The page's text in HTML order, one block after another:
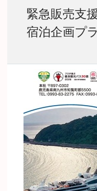
緊急販売支
宿泊企画プ